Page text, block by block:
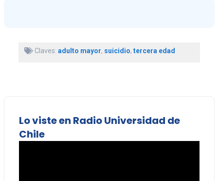
Claves: adulto mayor, suicidio, tercera edad
Lo viste en Radio Universidad de
Chile